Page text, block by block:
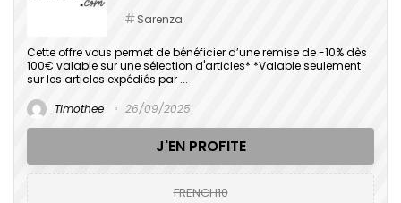
Sarenza
Cette offre vous permet de bénéficier d’une remise de -10% dès
100€ valable sur une sélection d'articles* *Valable seulement
sur les articles expédiés par ...
Timothee
26/09/2025
J'EN PROFITE
FRENCH10